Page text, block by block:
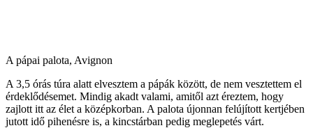
A pápai palota, Avignon
A 3,5 órás túra alatt elvesztem a pápák között, de nem vesztettem el
érdeklődésemet. Mindig akadt valami, amitől azt éreztem, hogy
zajlott itt az élet a középkorban. A palota újonnan felújított kertjében
jutott idő pihenésre is, a kincstárban pedig meglepetés várt.